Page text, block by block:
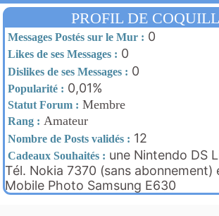
PROFIL DE
Messages Postés sur le Mur : 0
Likes de ses Messages : 0
Dislikes de ses Messages : 0
Popularité : 0,01%
Statut Forum : Membre
Rang : Amateur
Nombre de Posts validés : 12
Cadeaux Souhaités : une Nintendo DS
Tél. Nokia 7370 (sans abonnement)
Mobile Photo Samsung E630